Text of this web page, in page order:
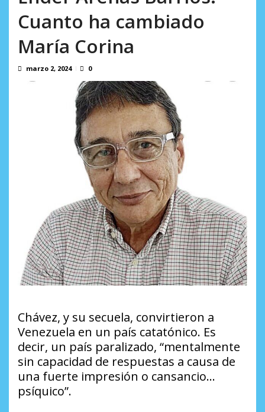
policía muerto
agosto 9, 2026
Cuanto ha cambiado
María Corina
marzo 2, 2024 0
Chávez, y su secuela, convirtieron a
Venezuela en un país catatónico. Es
decir, un país paralizado, “mentalmente
sin capacidad de respuestas a causa de
una fuerte impresión o cansancio…
psíquico”.